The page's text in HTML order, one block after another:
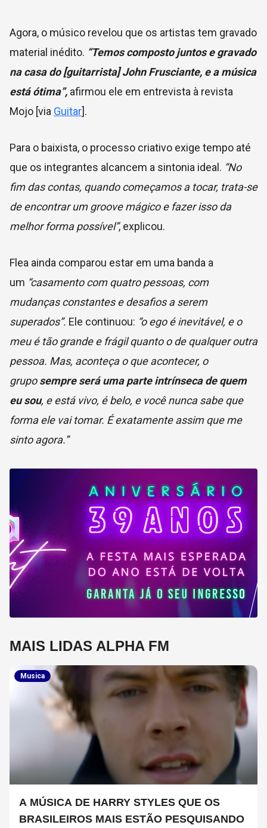
Agora, o músico revelou que os artistas tem gravado
material inédito. “Temos composto juntos e gravado
na casa do [guitarrista] John Frusciante, e a música
estáótima”, afirmou ele em entrevista à revista
Mojo [via Guitar].
Para o baixista, o processo criativo exige tempo até
que os integrantes alcancem a sintonia ideal. “No
fim das contas, quando começamos a tocar, trata-se
de encontrar um groove mágico e fazer isso da
melhor forma possível”, explicou.
Flea ainda comparou estar em uma banda a
um “casamento com quatro pessoas, com
mudanças constantes e desafios a serem
superados”. Ele continuou: “o ego é inevitável, e o
meu é tão grande e frágil quanto o de qualquer outra
pessoa. Mas, aconteça o que acontecer, o
gruposempre será uma parte intrínseca de quem
eu sou, e está vivo, é belo, e você nunca sabe que
forma ele vai tomar. É exatamente assim que me
sinto agora.”
MAIS LIDAS ALPHA FM
Musica
A MÚSICA DE HARRY STYLES QUE OS
BRASILEIROS MAIS ESTÃO PESQUISANDO